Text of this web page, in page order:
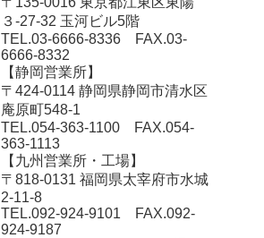
３-27-32 玉河ビル5階
TEL.03-6666-8336 FAX.03-
6666-8332
【静岡営業所】
〒424-0114 静岡県静岡市清水区
庵原町548-1
TEL.054-363-1100 FAX.054-
363-1113
【九州営業所・工場】
〒818-0131 福岡県太宰府市水城
2-11-8
TEL.092-924-9101 FAX.092-
924-9187